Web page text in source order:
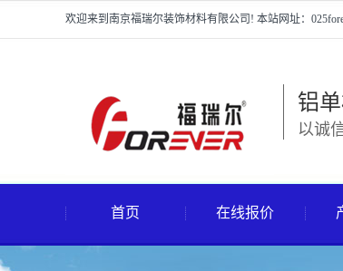
欢迎来到南京福瑞尔装饰材料有限公司! 本站网址：
铝
以诚
首页 在线报价